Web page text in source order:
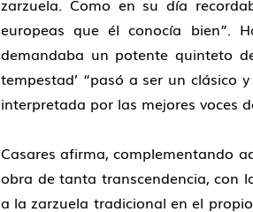
europeas que él conocía bien”.
demandaba un potente quinteto
tempestad’ “pasó a ser un clásico
interpretada por las mejores voces
Casares afirma, complementando
obra de tanta transcendencia, con
a la zarzuela tradicional en el